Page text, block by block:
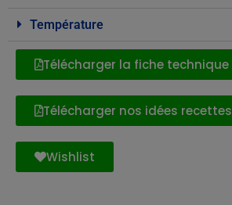
Température
Télécharger la fiche technique
Télécharger nos idées recettes
Wishlist